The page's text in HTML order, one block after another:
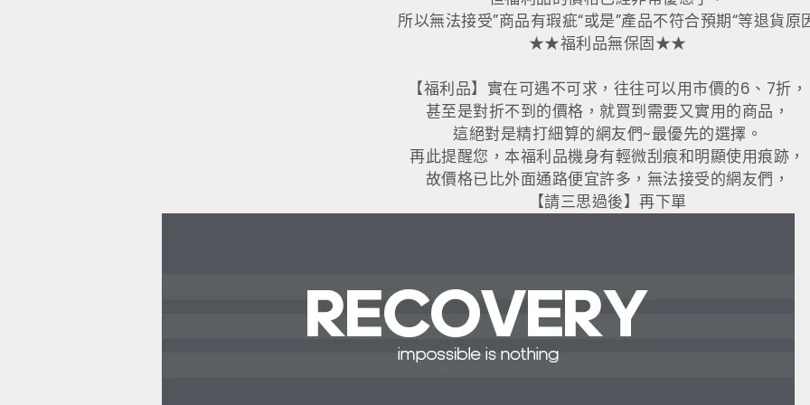
所以無法接受”商品有瑕疵“或是”產品不符合預期“等退貨原
★★福利品無保固★★
【福利品】實在可遇不可求，往往可以用市價的6、7折，
甚至是對折不到的價格，就買到需要又實用的商品，
這絕對是精打細算的網友們~最優先的選擇。
再此提醒您，本福利品機身有輕微刮痕和明顯使用痕跡，
故價格已比外面通路便宜許多，無法接受的網友們，
【請三思過後】再下單